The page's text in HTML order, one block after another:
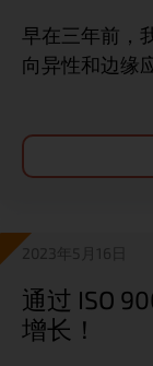
早在三年前，
向异性和边缘
2023年5月16日
通过 ISO
增长！